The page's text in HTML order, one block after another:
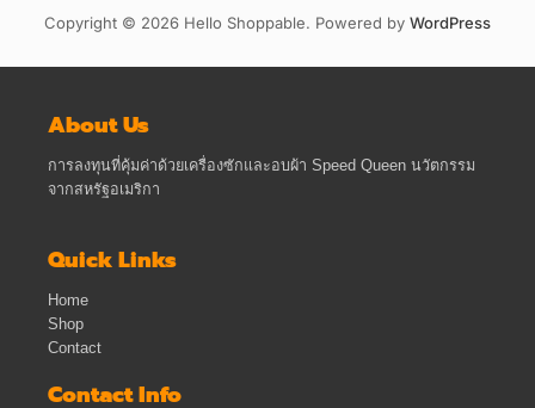
Copyright © 2026 Hello Shoppable. Powered by WordPress
About Us
การลงทุนที่คุ้มค่าด้วยเครื่องซักและอบผ้า Speed Queen นวัตกรรม
จากสหรัฐอเมริกา
Quick Links
Home
Shop
Contact
Contact Info